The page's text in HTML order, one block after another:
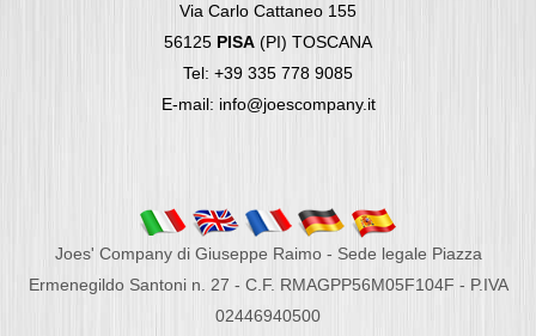
Via Carlo Cattaneo 155
56125 PISA (PI) TOSCANA
Tel: +39 335 778 9085
E-mail: info@joescompany.it
Joes' Company di Giuseppe Raimo - Sede legale Piazza
Ermenegildo Santoni n. 27 - C.F. RMAGPP56M05F104F - P.IVA
02446940500